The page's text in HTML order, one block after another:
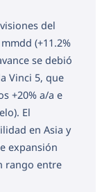
del
(+11.2%
se debió
Vinci 5, que
+20% a/a e
El
en Asia y
expansión
rango entre